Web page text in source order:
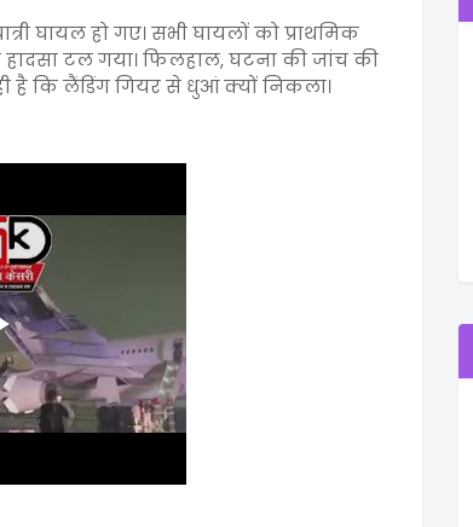
घायल हो गए। सभी घायलों को प्राथमिक
हादसा टल गया। फिलहाल, घटना की जांच की
है कि लैंडिंग गियर से धुआं क्यों निकला।